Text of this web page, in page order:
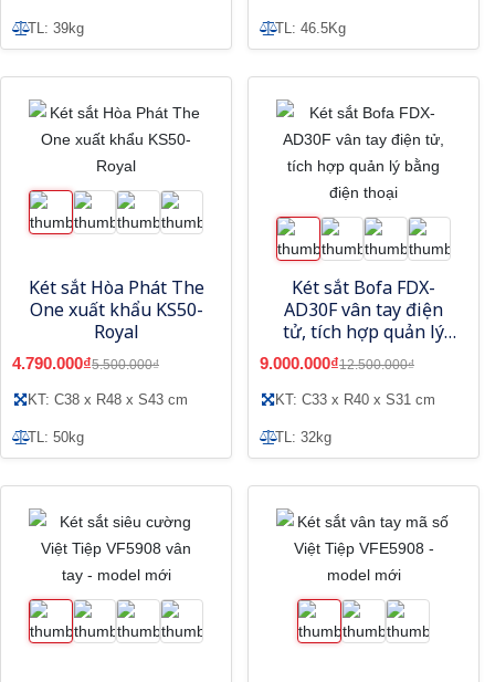
TL: 39kg TL: 46.5Kg
Két sắt Hòa Phát The
One xuất khẩu KS50-
Royal
4.790.000₫5.500.000₫
KT: C38 x R48 x S43 cm
TL: 50kg
Két sắt Bofa FDX-
AD30F vân tay điện
tử, tích hợp quản lý
bằng điện thoại
9.000.000₫12.500.000₫
KT: C33 x R40 x S31 cm
TL: 32kg